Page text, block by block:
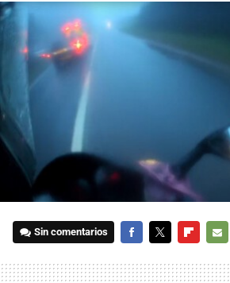
Sin comentarios
MAIL